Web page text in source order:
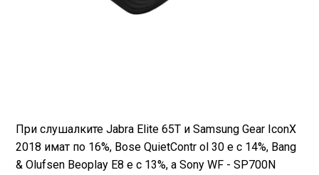
При слушалките Jabra Elite 65T и Samsung Gear IconX
2018 имат по 16%, Bose QuietContr ol 30 е с 14%, Bang
& Olufsen Beoplay E8 е с 13%, а Sony WF - SP700N